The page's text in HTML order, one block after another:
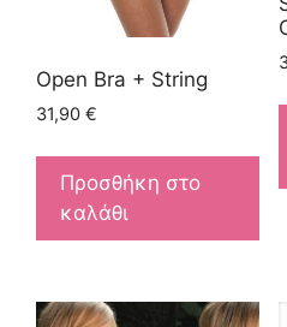
Open Bra + String
31,90 €
Προσθήκη στο
καλάθι